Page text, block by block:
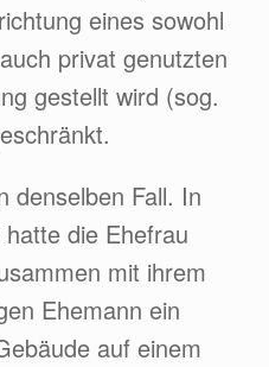
eines sowohl
privat genutzten
gestellt wird (sog.
denselben Fall. In
die Ehefrau
mit ihrem
Ehemann ein
auf einem